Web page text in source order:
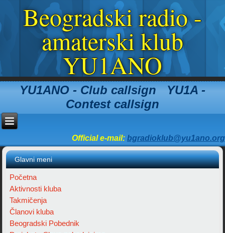
Beogradski radio -
amaterski klub
YU1ANO
YU1ANO - Club callsign YU1A -
Contest callsign
Official e-mail: bgradioklub@yu1ano.org
Glavni meni
Početna
Aktivnosti kluba
Takmičenja
Članovi kluba
Beogradski Pobednik